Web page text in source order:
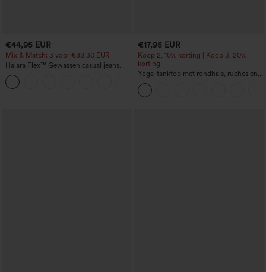
€44,95 EUR
Mix & Match: 3 voor €88,30 EUR
Halara Flex™ Gewassen casual jeans
met hoge taille, zakken en een baggy
wide-leg pasvorm
€17,95 EUR
Koop 2, 10% korting | Koop 3, 20%
korting
Yoga-tanktop met rondhals, ruches en
koel aanvoelende stof - UPF50+